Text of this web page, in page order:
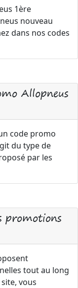
1ère
nouveau
dans nos codes
Allopneus
code promo
du type de
par les
promotions
tout au long
vous